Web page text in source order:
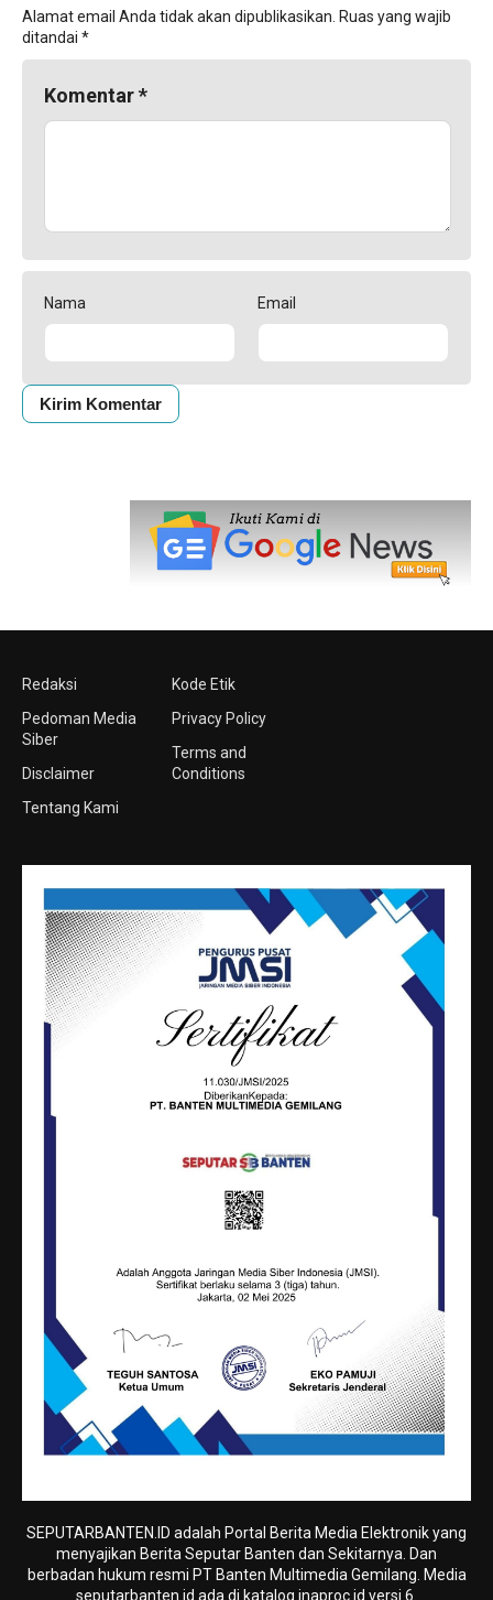
Alamat email Anda tidak akan dipublikasikan. Ruas yang wajib
ditandai *
Komentar*
Nama Email
Redaksi
Pedoman Media
Siber
Disclaimer
Tentang Kami
Kode Etik
Privacy Policy
Terms and
Conditions
SEPUTARBANTEN.ID adalah Portal Berita Media Elektronik yang
menyajikan Berita Seputar Banten dan Sekitarnya. Dan
berbadan hukum resmi PT Banten Multimedia Gemilang. Media
seputarbanten.id ada di katalog.inaproc.id versi 6.